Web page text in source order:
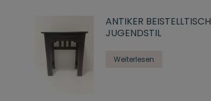
ANTIKER BEISTELLTISCH
JUGENDSTIL
Weiterlesen